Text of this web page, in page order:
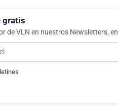
gratis
de VLN en nuestros Newsletters,